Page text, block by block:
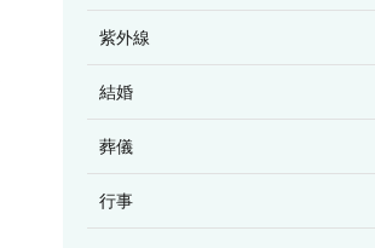
紫外線
結婚
葬儀
行事